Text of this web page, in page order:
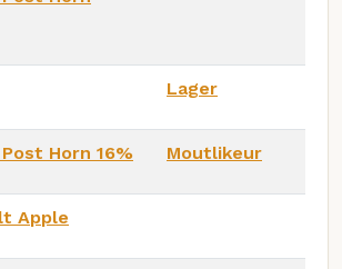
Lager
Horn 16% Moutlikeur
Apple